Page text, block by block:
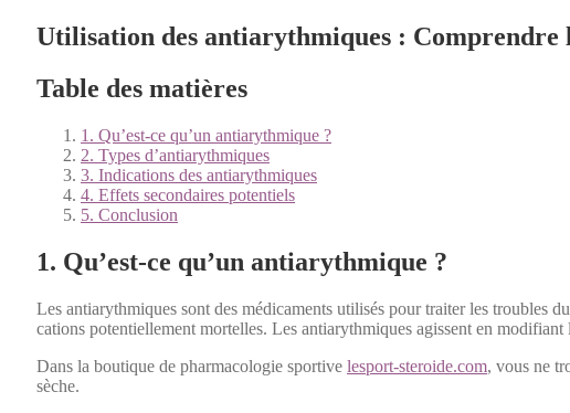
Utilisation des antiarythmiques :
Table des matières
1. Qu’est-ce qu’un antiary­th­mique ?
2. Types d’antiarythmiques
3. Indi­ca­tions des antiary­th­miques
4. Effets sec­ondaires poten­tiels
5. Con­clu­sion
1. Qu’est-ce qu’un antiarythmique ?
Les antiary­th­miques sont des médica­ments util­isés pour traiter les trou­bles
ca­tions poten­tielle­ment mortelles. Les antiary­th­miques agis­sent en
Dans la bou­tique de phar­ma­colo­gie sportive lesport-steroide.com, vous ne
sèche.